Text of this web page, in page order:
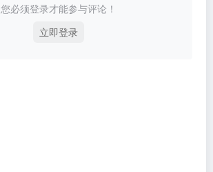
您必须登录才能参与评论！
立即登录